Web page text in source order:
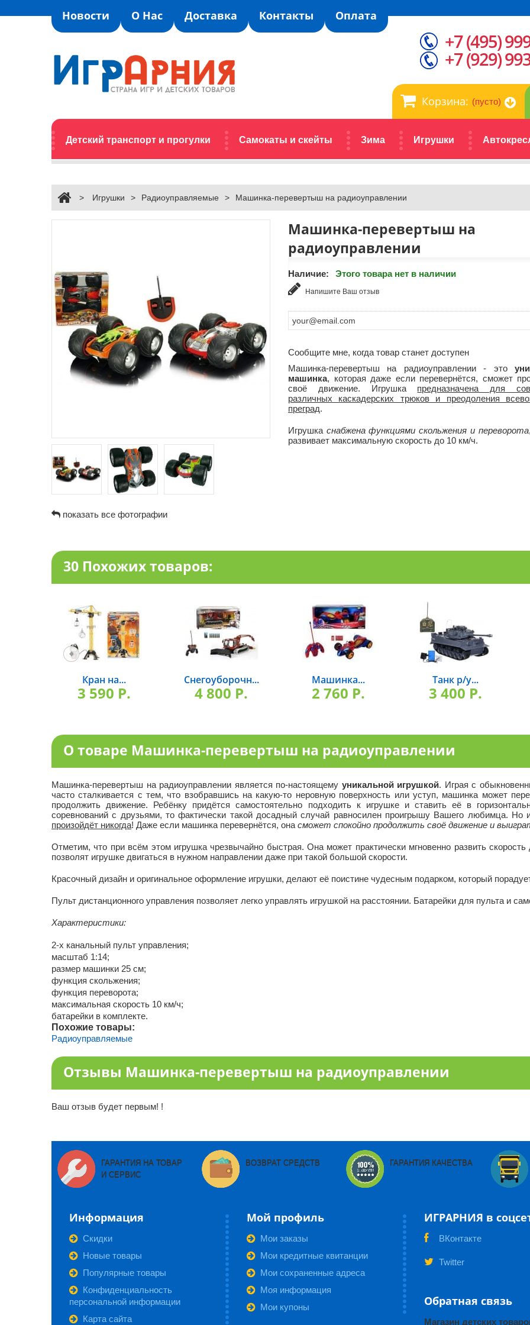
Новости О Нас Доставка Контакты Оплата
Корзина: (пусто)
Детский транспорт и прогулки Самокаты и скейты Зима Игрушки
+7 (495)
+7 (929)
> Игрушки > Радиоуправляемые > Машинка-перевертыш на радиоуправлении
показать все фотографии
Машинка-перевертыш на
радиоуправлении
Наличие: Этого товара нет в наличии
Напишите Ваш отзыв
Сообщите мне, когда товар станет доступен
Машинка-перевертыш на радиоуправлении - это
машинка, которая даже если перевернётся, сможет
своё движение. Игрушка предназначена для
различных каскадерских трюков и преодоления
преград.
Игрушка снабжена функциями скольжения и переворота
развивает максимальную скорость до 10 км/ч.
30 Похожих товаров:
Кран на...
3 590 P.
Снегоуборочн...
4 800 P.
Машинка...
2 760 P.
Танк р/у...
3 400 P.
О товаре Машинка-перевертыш на радиоуправлении
Машинка-перевертыш на радиоуправлении является по-настоящему уникальной игрушкой. Играя с
часто сталкивается с тем, что взобравшись на какую-то неровную поверхность или уступ, машинка может
продолжить движение. Ребёнку придётся самостоятельно подходить к игрушке и ставить её в
соревнований с друзьями, то фактически такой досадный случай равносилен проигрышу Вашего любимца. Но
произойдёт никогда! Даже если машинка перевернётся, она сможет спокойно продолжить своё движение и
Отметим, что при всём этом игрушка чрезвычайно быстрая. Она может практически мгновенно развить
позволят игрушке двигаться в нужном направлении даже при такой большой скорости.
Красочный дизайн и оригинальное оформление игрушки, делают её поистине чудесным подарком, который
Пульт дистанционного управления позволяет легко управлять игрушкой на расстоянии. Батарейки для пульта и
Характеристики:
2-х канальный пульт управления;
масштаб 1:14;
размер машинки 25 см;
функция скольжения;
функция переворота;
максимальная скорость 10 км/ч;
батарейки в комплекте.
Похожие товары:
Радиоуправляемые
Отзывы Машинка-перевертыш на радиоуправлении
Ваш отзыв будет первым! !
ГАРАНТИЯ НА ТОВАР
И СЕРВИС
ВОЗВРАТ СРЕДСТВ ГАРАНТИЯ КАЧЕСТВА
Информация
Скидки
Новые товары
Популярные товары
Конфиденциальность
персональной информации
Карта сайта
Мой профиль
Мои заказы
Мои кредитные квитанции
Мои сохраненные адреса
Моя информация
Мои купоны
ИГРАРНИЯ в
ВКонтакте
Twitter
Обратная связь
Магазин детских